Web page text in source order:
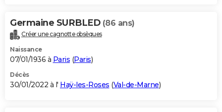
Germaine SURBLED (86 ans)
Créer une cagnotte obsèques
Naissance
07/01/1936 à Paris (Paris)
Décès
30/01/2022 à l' Haÿ-les-Roses (Val-de-Marne)